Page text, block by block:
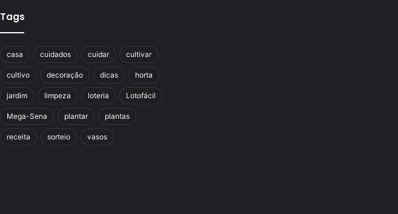
Tags
casa cuidados cuidar cultivar
cultivo decoração dicas horta
jardim limpeza loteria Lotofácil
Mega-Sena plantar plantas
receita sorteio vasos